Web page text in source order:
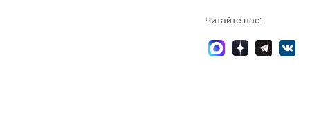
Читайте нас: